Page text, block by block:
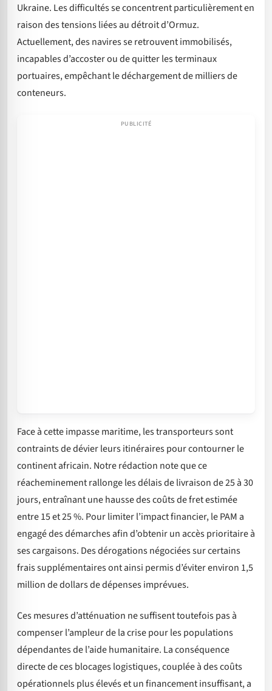
Ukraine. Les difficultés se concentrent particulièrement en
raison des tensions liées au détroit d’Ormuz.
Actuellement, des navires se retrouvent immobilisés,
incapables d’accoster ou de quitter les terminaux
portuaires, empêchant le déchargement de milliers de
conteneurs.
Face à cette impasse maritime, les transporteurs sont
contraints de dévier leurs itinéraires pour contourner le
continent africain. Notre rédaction note que ce
réacheminement rallonge les délais de livraison de 25 à 30
jours, entraînant une hausse des coûts de fret estimée
entre 15 et 25 %. Pour limiter l’impact financier, le PAM a
engagé des démarches afin d’obtenir un accès prioritaire à
ses cargaisons. Des dérogations négociées sur certains
frais supplémentaires ont ainsi permis d’éviter environ 1,5
million de dollars de dépenses imprévues.
Ces mesures d’atténuation ne suffisent toutefois pas à
compenser l’ampleur de la crise pour les populations
dépendantes de l’aide humanitaire. La conséquence
directe de ces blocages logistiques, couplée à des coûts
opérationnels plus élevés et un financement insuffisant, a